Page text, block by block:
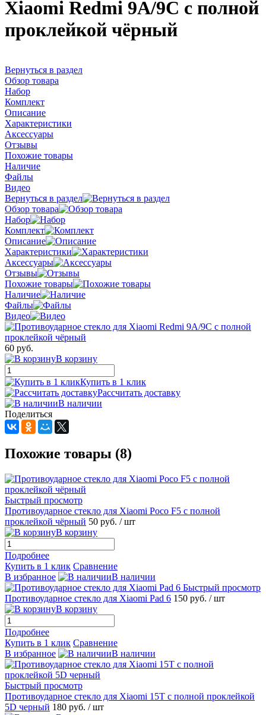
Xiaomi Redmi 9A/9C с полной
проклейкой чёрный
Вернуться в раздел
Обзор товара
Набор
Комплект
Описание
Характеристики
Аксессуары
Отзывы
Похожие товары
Наличие
Файлы
Видео
Вернуться в раздел
Обзор товара
Набор
Комплект
Описание
Характеристики
Аксессуары
Отзывы
Похожие товары
Наличие
Файлы
Видео
60 руб.
В корзину
Купить в 1 клик
Рассчитать доставку
В наличии
Поделиться
Похожие товары (8)
Быстрый просмотр
Противоударное стекло для Xiaomi Poco F5 с полной
проклейкой чёрный 50 руб. / шт
В корзину
Подробнее
Купить в 1 клик Сравнение
В избранное
В наличии
Быстрый просмотр
Противоударное стекло для Xiaomi Pad 6 150 руб. / шт
В корзину
Подробнее
Купить в 1 клик Сравнение
В избранное
В наличии
Быстрый просмотр
Противоударное стекло для Xiaomi 15T с полной проклейкой
5D черный 180 руб. / шт